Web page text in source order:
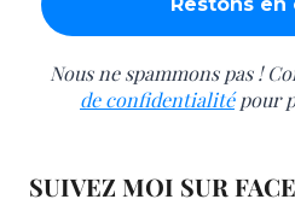
Nous ne spammons pas !
de confidentialitépour
SUIVEZ MOI SUR